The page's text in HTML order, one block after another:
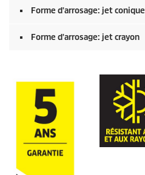
Forme d'arrosage: jet conique
Forme d'arrosage: jet crayon